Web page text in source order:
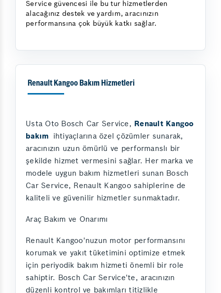
Service güvencesi ile bu tur hizmetlerden
alacağınız destek ve yardım, aracınızın
performansına çok büyük katkı sağlar.
Renault Kangoo Bakım Hizmetleri
Usta Oto Bosch Car Service, Renault Kangoo
bakım ihtiyaçlarına özel çözümler sunarak,
aracınızın uzun ömürlü ve performanslı bir
şekilde hizmet vermesini sağlar. Her marka ve
modele uygun bakım hizmetleri sunan Bosch
Car Service, Renault Kangoo sahiplerine de
kaliteli ve güvenilir hizmetler sunmaktadır.
Araç Bakım ve Onarımı
Renault Kangoo'nuzun motor performansını
korumak ve yakıt tüketimini optimize etmek
için periyodik bakım hizmeti önemli bir role
sahiptir. Bosch Car Service'te, aracınızın
düzenli kontrol ve bakımları titizlikle